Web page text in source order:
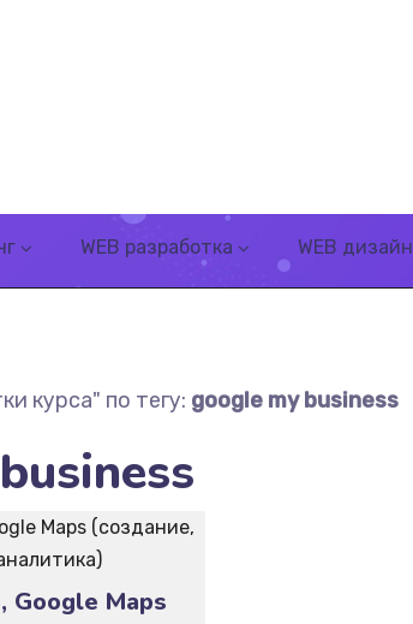
WEB разработка WEB дизайн
курса" по тегу: google my business
Google Maps